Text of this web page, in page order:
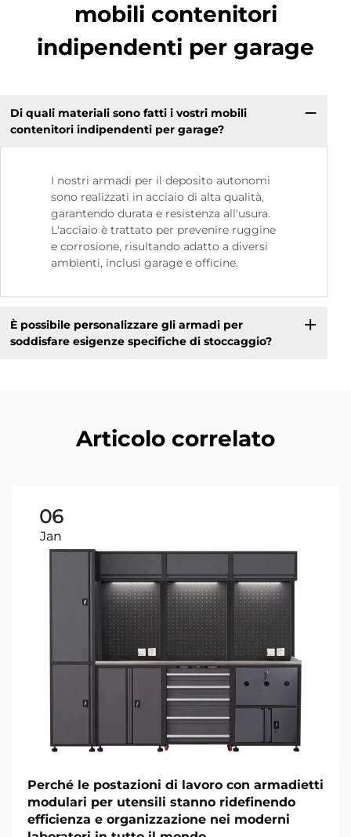
mobili contenitori
indipendenti per garage
Di quali materiali sono fatti i vostri mobili
contenitori indipendenti per garage?
I nostri armadi per il deposito autonomi
sono realizzati in acciaio di alta qualità,
garantendo durata e resistenza all'usura.
L'acciaio è trattato per prevenire ruggine
e corrosione, risultando adatto a diversi
ambienti, inclusi garage e officine.
È possibile personalizzare gli armadi per
soddisfare esigenze specifiche di stoccaggio?
Articolo correlato
06
Jan
Perché le postazioni di lavoro con armadietti
modulari per utensili stanno ridefinendo
efficienza e organizzazione nei moderni